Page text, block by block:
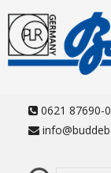
0621 87690-0